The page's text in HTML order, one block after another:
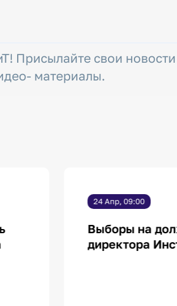
Присылайте свои
материалы.
24 Апр, 09:00
Выборы на
директора